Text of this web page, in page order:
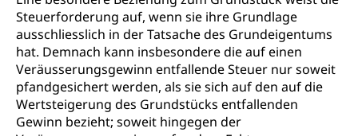
Steuerforderung auf, wenn sie ihre Grundlage
ausschliesslich in der Tatsache des Grundeigentums
hat. Demnach kann insbesondere die auf einen
Veräusserungsgewinn entfallende Steuer nur soweit
pfandgesichert werden, als sie sich auf den auf die
Wertsteigerung des Grundstücks entfallenden
Gewinn bezieht; soweit hingegen der